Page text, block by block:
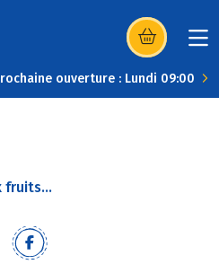
(s’ouvre dans
ouverture : Lundi 09:00
fruits...